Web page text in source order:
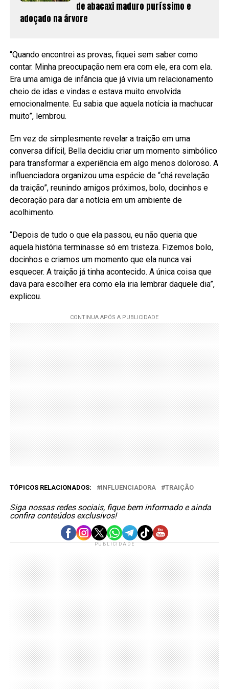
de abacaxi maduro puríssimo e
adoçado na árvore
“Quando encontrei as provas, fiquei sem saber como
contar. Minha preocupação nem era com ele, era com ela.
Era uma amiga de infância que já vivia um relacionamento
cheio de idas e vindas e estava muito envolvida
emocionalmente. Eu sabia que aquela notícia ia machucar
muito”, lembrou.
Em vez de simplesmente revelar a traição em uma
conversa difícil, Bella decidiu criar um momento simbólico
para transformar a experiência em algo menos doloroso. A
influenciadora organizou uma espécie de “chá revelação
da traição”, reunindo amigos próximos, bolo, docinhos e
decoração para dar a notícia em um ambiente de
acolhimento.
“Depois de tudo o que ela passou, eu não queria que
aquela história terminasse só em tristeza. Fizemos bolo,
docinhos e criamos um momento que ela nunca vai
esquecer. A traição já tinha acontecido. A única coisa que
dava para escolher era como ela iria lembrar daquele dia”,
explicou.
TÓPICOS RELACIONADOS: INFLUENCIADORA TRAIÇÃO
Siga nossas redes sociais, fique bem informado e ainda
confira conteúdos exclusivos!
PUBLICIDADE